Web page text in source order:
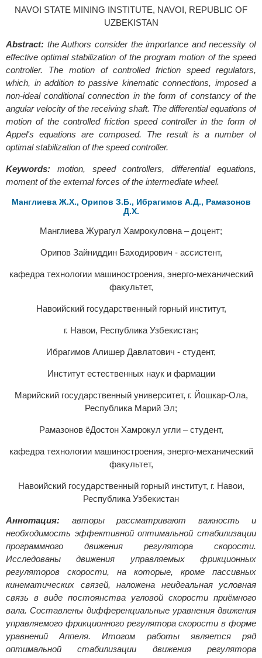
NAVOI STATE MINING INSTITUTE, NAVOI, REPUBLIC OF
UZBEKISTAN
Abstract: the Authors consider the importance and necessity of
effective optimal stabilization of the program motion of the speed
controller. The motion of controlled friction speed regulators,
which, in addition to passive kinematic connections, imposed a
non-ideal conditional connection in the form of constancy of the
angular velocity of the receiving shaft. The differential equations of
motion of the controlled friction speed controller in the form of
Appel's equations are composed. The result is a number of
optimal stabilization of the speed controller.
Keywords: motion, speed controllers, differential equations,
moment of the external forces of the intermediate wheel.
Манглиева Ж.Х., Орипов З.Б., Ибрагимов А.Д., Рамазонов
Д.Х.
Манглиева Журагул Хамрокуловна – доцент;
Орипов Зайниддин Баходирович - ассистент,
кафедра технологии машиностроения, энерго-механический
факультет,
Навоийский государственный горный институт,
г. Навои, Республика Узбекистан;
Ибрагимов Алишер Давлатович - студент,
Институт естественных наук и фармации
Марийский государственный университет, г. Йошкар-Ола,
Республика Марий Эл;
Рамазонов ёДостон Хамрокул угли – студент,
кафедра технологии машиностроения, энерго-механический
факультет,
Навоийский государственный горный институт, г. Навои,
Республика Узбекистан
Аннотация: авторы рассматривают важность и
необходимость эффективной оптимальной стабилизации
программного движения регулятора скорости.
Исследованы движения управляемых фрикционных
регуляторов скорости, на которые, кроме пассивных
кинематических связей, наложена неидеальная условная
связь в виде постоянства угловой скорости приёмного
вала. Составлены дифференциальные уравнения движения
управляемого фрикционного регулятора скорости в форме
уравнений Аппеля. Итогом работы является ряд
оптимальной стабилизации движения регулятора